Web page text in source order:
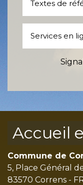
Textes de
Services en
Accueil
Commune de
5, Place Général
83570 Correns -